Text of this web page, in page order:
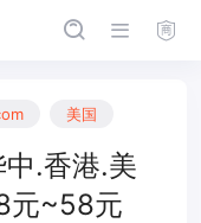
美国
.香港.美
元~58元